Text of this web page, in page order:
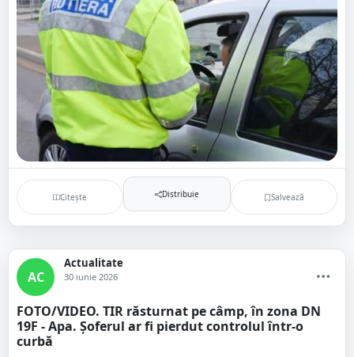
Citește Distribuie Salvează
AC
Actualitate
30 iunie 2026
FOTO/VIDEO. TIR răsturnat pe câmp, în zona DN
19F - Apa. Șoferul ar fi pierdut controlul într-o
curbă